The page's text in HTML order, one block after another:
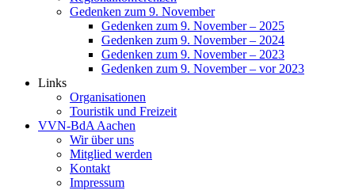
Gedenken zum 9. November
Gedenken zum 9. November – 2025
Gedenken zum 9. November – 2024
Gedenken zum 9. November – 2023
Gedenken zum 9. November – vor 2023
Links
Organisationen
Touristik und Freizeit
VVN-BdA Aachen
Wir über uns
Mitglied werden
Kontakt
Impressum